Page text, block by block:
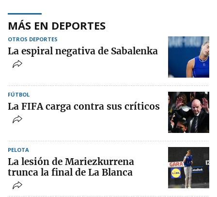
MÁS EN DEPORTES
OTROS DEPORTES
La espiral negativa de Sabalenka
FÚTBOL
La FIFA carga contra sus críticos
PELOTA
La lesión de Mariezkurrena
trunca la final de La Blanca